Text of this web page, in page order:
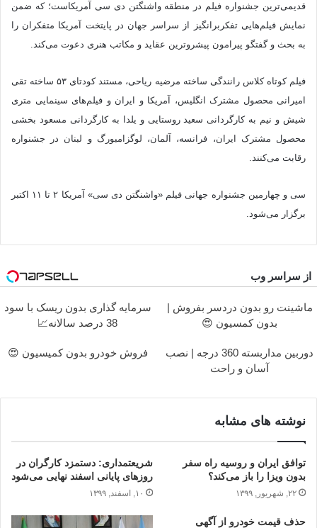
قدیمی‌ترین جشنواره فیلم در منطقه واشنگتن دی سی آمریکاست؛ که ضمن
نمایش فیلم‌هایی تفکربرانگیز از سراسر جهان در پایتخت آمریکا متفکران را
به بحث و گفتگو پیرامون پیشروترین عقاید و مکاتب هنری دعوت می‌کند.
فیلم کوتاه کلاس رانندگی ساخته مرضیه ریاحی، مستند کودتای ۵۳ ساخته تقی
امیرانی محصول مشترک انگلیس، آمریکا و ایران و فیلم‌های سینمایی متری
شیش و نیم به کارگردانی سعید روستایی و یلدا به کارگردانی مسعود بخشی
محصول مشترک ایران، فرانسه، آلمان، لوگزامبورگ و لبنان در جشنواره
رقابت می‌کنند.
سی و چهارمین جشنواره جهانی فیلم «واشنگتن دی سی» آمریکا ۲ تا ۱۱ اکتبر
برگزار می‌شود.
از سراسر وب
ماشینت رو بدون دردسر بفروش |
بدون کمسیون 😍
سرمایه گذاری بدون ریسک با سود
38 درصد سالانه📈
دوربین مداربسته 360 درجه | نصب
آسان و راحت
فروش خودرو بدون کمیسیون 😍
نوشته های مشابه
توافق ایران و روسیه راه سفر
بدون ویزا را باز می‌کند؟
۲۲, شهریور, ۱۳۹۹
شریعتمداری: دستمزد کارگران در
روزهای پایانی اسفند نهایی می‌شود
۱۰, اسفند, ۱۳۹۹
حذف قیمت خودرو از آگهی